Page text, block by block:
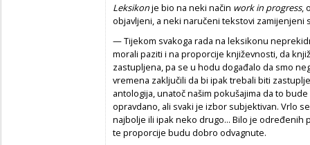
Leksikonje bio na neki način work in progress,
objavljeni, a neki naručeni tekstovi zamijenjeni
— Tijekom svakoga rada na leksikonu
morali paziti i na proporcije književnosti, da
zastupljena, pa se u hodu događalo da smo
vremena zaključili da bi ipak trebali biti
antologija, unatoč našim pokušajima da to
opravdano, ali svaki je izbor subjektivan. Vrlo
najbolje ili ipak neko drugo... Bilo je određenih
te proporcije budu dobro odvagnute.